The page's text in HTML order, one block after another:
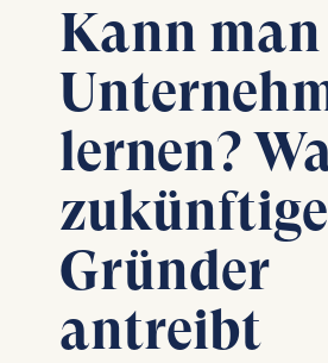
Kann man
lernen?
zukünftige
Gründer
antreibt